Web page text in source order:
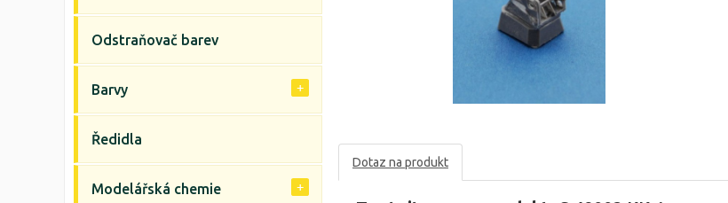
Dotaz na produkt
Odstraňovač barev
Barvy
Ředidla
Modelářská chemie